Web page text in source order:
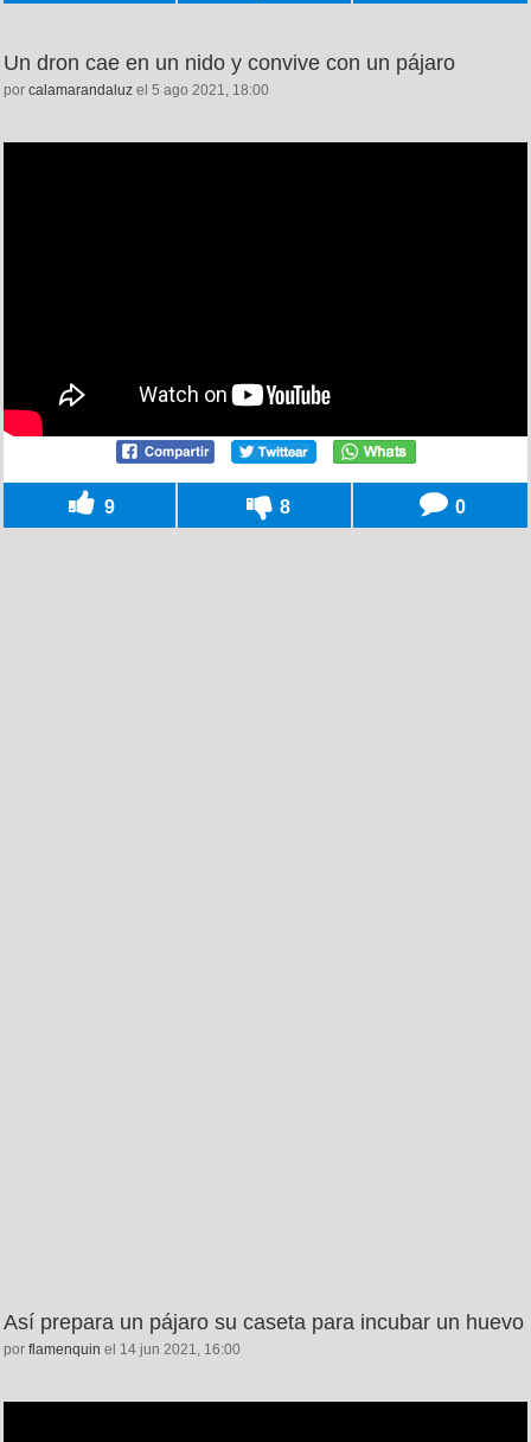
Un dron cae en un nido y convive con un pájaro
por calamarandaluz el 5 ago 2021, 18:00
9 8 0
Así prepara un pájaro su caseta para incubar un huevo
por flamenquin el 14 jun 2021, 16:00